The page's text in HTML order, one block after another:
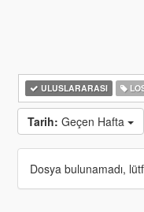
ULUSLARARASI
Tarih: Geçen Hafta
Dosya bulunamadı,